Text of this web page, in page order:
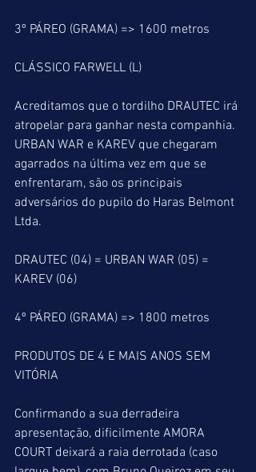
3º PÁREO (GRAMA) => 1600 metros
CLÁSSICO FARWELL (L)
Acreditamos que o tordilho DRAUTEC irá
atropelar para ganhar nesta companhia.
URBAN WAR e KAREV que chegaram
agarrados na última vez em que se
enfrentaram, são os principais
adversários do pupilo do Haras Belmont
Ltda.
DRAUTEC (04) = URBAN WAR (05) =
KAREV (06)
4º PÁREO (GRAMA) => 1800 metros
PRODUTOS DE 4 E MAIS ANOS SEM
VITÓRIA
Confirmando a sua derradeira
apresentação, dificilmente AMORA
COURT deixará a raia derrotada (caso